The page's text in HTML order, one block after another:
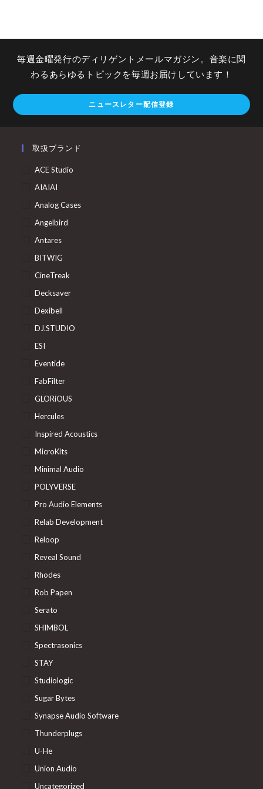
毎週金曜発行のディリゲントメールマガジン。音楽に関
わるあらゆるトピックを毎週お届けしています！
ニュースレター配信登録
取扱ブランド
ACE Studio
AIAIAI
Analog Cases
Angelbird
Antares
BITWIG
CineTreak
Decksaver
Dexibell
DJ.STUDIO
ESI
Eventide
FabFilter
GLORiOUS
Hercules
Inspired Acoustics
MicroKits
Minimal Audio
POLYVERSE
Pro Audio Elements
Relab Development
Reloop
Reveal Sound
Rhodes
Rob Papen
Serato
SHIMBOL
Spectrasonics
STAY
Studiologic
Sugar Bytes
Synapse Audio Software
Thunderplugs
U-He
Union Audio
Uncategorized